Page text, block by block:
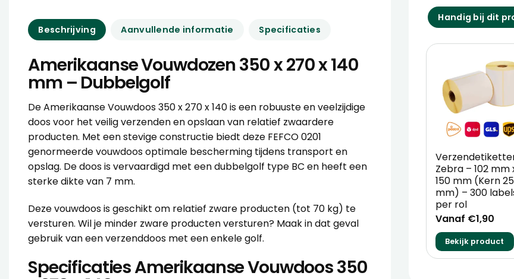
Beschrijving Aanvullende informatie Specificaties
Amerikaanse Vouwdozen 350 x 270 x 140
mm – Dubbelgolf
De Amerikaanse Vouwdoos 350 x 270 x 140 is een robuuste en veelzijdige
doos voor het veilig verzenden en opslaan van relatief zwaardere
producten. Met een stevige constructie biedt deze FEFCO 0201
genormeerde vouwdoos optimale bescherming tijdens transport en
opslag. De doos is vervaardigd met een dubbelgolf type BC en heeft een
sterke dikte van 7 mm.
Deze vouwdoos is geschikt om relatief zware producten (tot 70 kg) te
versturen. Wil je minder zware producten versturen? Maak in dat geval
gebruik van een verzenddoos met eenenkele golf.
Specificaties Amerikaanse Vouwdoos 350
Handig bij dit
Zebra – 102 mm
150 mm (Kern 25
mm) – 300
per rol
Vanaf €1,90
Bekijk product